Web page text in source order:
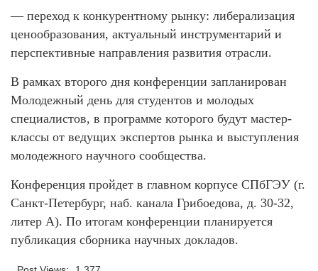
— переход к конкурентному рынку: либерализация
ценообразования, актуальный инструментарий и
перспективные направления развития отрасли.
В рамках второго дня конференции запланирован
Молодежный день для студентов и молодых
специалистов, в программе которого будут мастер-
классы от ведущих экспертов рынка и выступления
молодежного научного сообщества.
Конференция пройдет в главном корпусе СПбГЭУ (г.
Санкт-Петербург, наб. канала Грибоедова, д. 30-32,
литер А). По итогам конференции планируется
публикация сборника научных докладов.